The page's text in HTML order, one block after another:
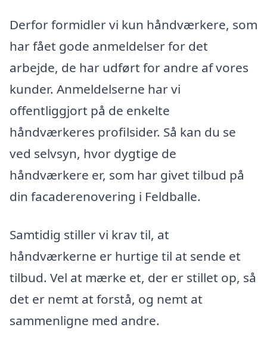
Derfor formidler vi kun håndværkere, som
har fået gode anmeldelser for det
arbejde, de har udført for andre af vores
kunder. Anmeldelserne har vi
offentliggjort på de enkelte
håndværkeres profilsider. Så kan du se
ved selvsyn, hvor dygtige de
håndværkere er, som har givet tilbud på
din facaderenovering i Feldballe.
Samtidig stiller vi krav til, at
håndværkerne er hurtige til at sende et
tilbud. Vel at mærke et, der er stillet op, så
det er nemt at forstå, og nemt at
sammenligne med andre.